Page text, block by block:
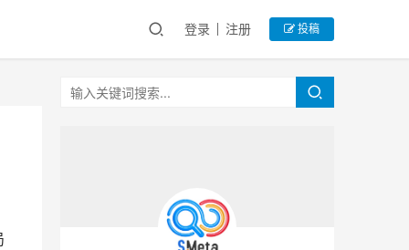
登录 注册 投稿